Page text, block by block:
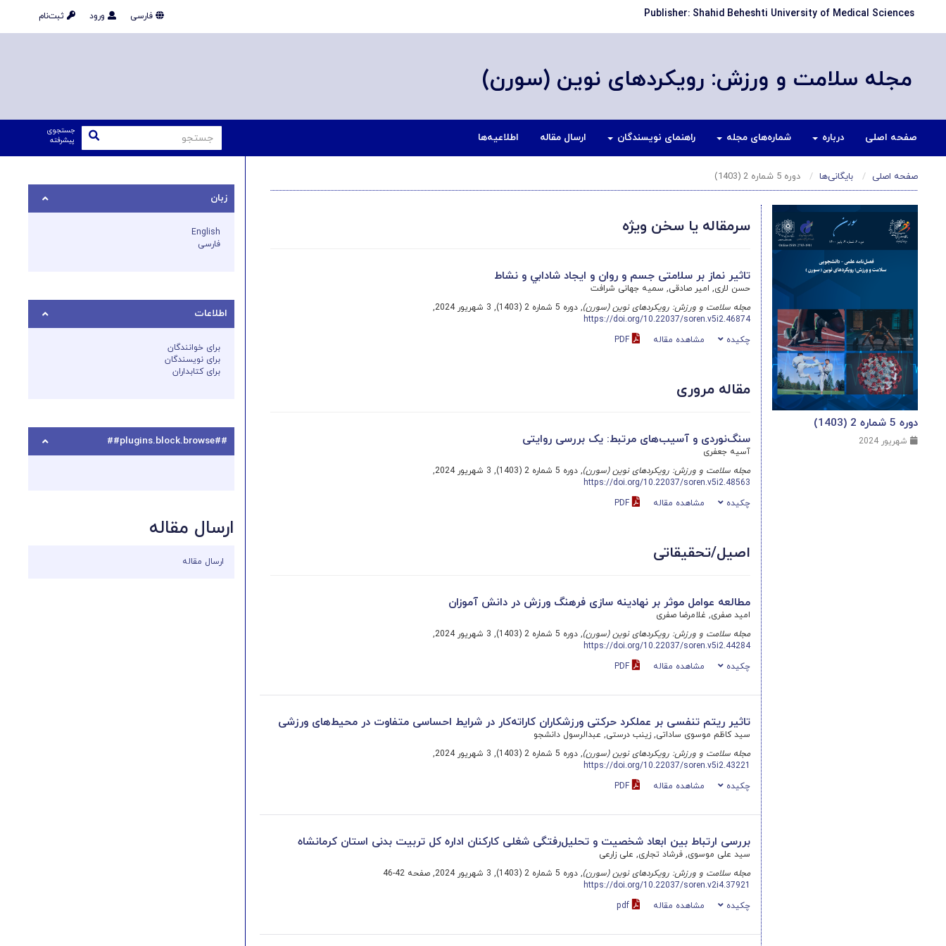
Publisher: Shahid Beheshti University of Medical Sciences ثبت‌نام ورود فارسی
مجله سلامت و ورزش: رویکردهای نوین (سورن)
صفحه اصلی درباره شماره‌های مجله راهنمای نویسندگان ارسال مقاله اطلاعیه‌ها
جستجوی
پیشرفته
صفحه اصلی بایگانی‌ها دوره 5 شماره 2 (1403)
دوره 5 شماره 2 (1403)
شهریور 2024
سرمقاله یا سخن ویژه
تاثير نماز بر سلامتی جسم و روان و ايجاد شادابي و نشاط
حسن لاری, امیر صادقی, سمیه جهانی شرافت
مجله سلامت و ورزش: رویکردهای نوین (سورن), دوره 5 شماره 2 (1403), 3 شهریور 2024,
https://doi.org/10.22037/soren.v5i2.46874
چکیده
مشاهده مقاله
مقاله مروری
سنگ‌نوردی و آسیب‌های مرتبط: یک بررسی روایتی
آسیه جعفری
مجله سلامت و ورزش: رویکردهای نوین (سورن), دوره 5 شماره 2 (1403), 3 شهریور 2024,
https://doi.org/10.22037/soren.v5i2.48563
چکیده
مشاهده مقاله
اصیل/تحقیقاتی
مطالعه عوامل موثر بر نهادینه سازی فرهنگ ورزش در دانش آموزان
امید صفری, غلامرضا صفری
مجله سلامت و ورزش: رویکردهای نوین (سورن), دوره 5 شماره 2 (1403), 3 شهریور 2024,
https://doi.org/10.22037/soren.v5i2.44284
چکیده
مشاهده مقاله
تاثیر ریتم تنفسی بر عملکرد حرکتی ورزشکاران کاراته‌کار در شرایط احساسی متفاوت در محیط‌های ورزشی
سید کاظم موسوی ساداتی, زینب درستی, عبدالرسول دانشجو
مجله سلامت و ورزش: رویکردهای نوین (سورن), دوره 5 شماره 2 (1403), 3 شهریور 2024,
https://doi.org/10.22037/soren.v5i2.43221
چکیده
مشاهده مقاله
بررسی ارتباط بین ابعاد شخصیت و تحلیل‌رفتگی شغلی کارکنان اداره کل تربیت بدنی استان کرمانشاه
سید علی موسوی, فرشاد تجاری, علی زارعی
مجله سلامت و ورزش: رویکردهای نوین (سورن), دوره 5 شماره 2 (1403), 3 شهریور 2024, صفحه 42-46
https://doi.org/10.22037/soren.v2i4.37921
چکیده
مشاهده مقاله
زبان
English
فارسی
اطلاعات
برای خوانندگان
برای نویسندگان
برای کتابداران
##plugins.block.browse##
ارسال مقاله
ارسال مقاله